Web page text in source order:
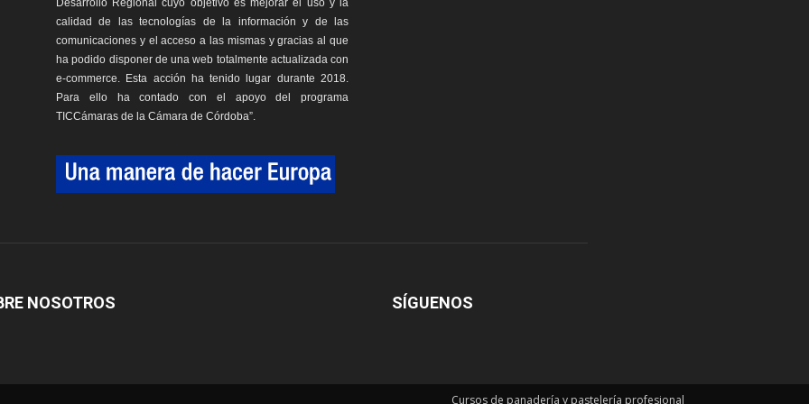
calidad de las tecnologías de la información y de las
comunicaciones y el acceso a las mismas y gracias al que
ha podido disponer de una web totalmente actualizada con
e-commerce. Esta acción ha tenido lugar durante 2018.
Para ello ha contado con el apoyo del programa
TICCámaras de la Cámara de Córdoba”.
NOSOTROS SÍGUENOS
Cursos de panadería y pastelería profesional